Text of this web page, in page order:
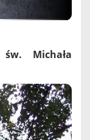
Michała